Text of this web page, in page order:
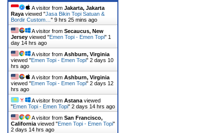
A visitor from Jakarta, Jakarta
Raya viewed "Jasa Bikin Topi Satuan &
Bordir Custom… " 9 hrs 25 mins ago
A visitor from Secaucus, New
Jersey viewed "Emen Topi - Emen Topi" 1
day 14 hrs ago
A visitor from Ashburn, Virginia
viewed "Emen Topi - Emen Topi" 2 days 10
hrs ago
A visitor from Ashburn, Virginia
viewed "Emen Topi - Emen Topi" 2 days 12
hrs ago
A visitor from Astana viewed
"Emen Topi - Emen Topi" 2 days 14 hrs ago
A visitor from San Francisco,
California viewed "Emen Topi - Emen Topi"
2 days 14 hrs ago